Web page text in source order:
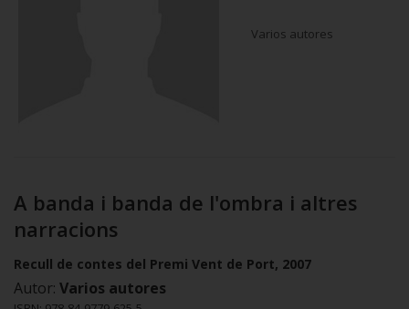
Varios autores
A banda i banda de l'ombra i altres
narracions
Recull de contes del Premi Vent de Port, 2007
Autor: Varios autores